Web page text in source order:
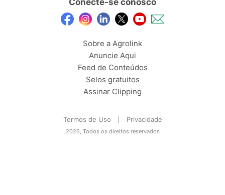
Sobre a Agrolink
Anuncie Aqui
Feed de Conteúdos
Selos gratuitos
Assinar Clipping
Termos de Uso Privacidade
2026, Todos os direitos reservados